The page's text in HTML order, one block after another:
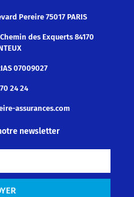
Pereire 75017 PARIS
des Exquerts 84170
07009027
24 24
assurances.com
newsletter